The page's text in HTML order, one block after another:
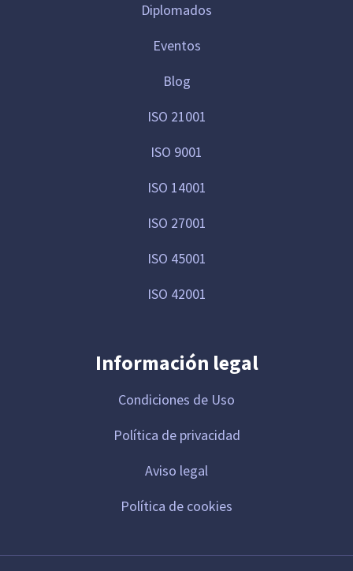
Diplomados
Eventos
Blog
ISO 21001
ISO 9001
ISO 14001
ISO 27001
ISO 45001
ISO 42001
Información legal
Condiciones de Uso
Política de privacidad
Aviso legal
Política de cookies